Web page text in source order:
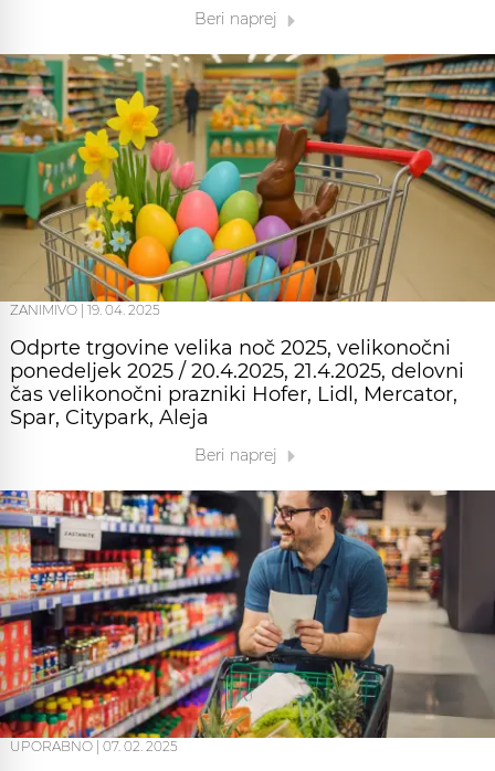
Beri naprej
ZANIMIVO 19. 04. 2025
Odprte trgovine velika noč 2025, velikonočni
ponedeljek 2025 / 20.4.2025, 21.4.2025, delovni
čas velikonočni prazniki Hofer, Lidl, Mercator,
Spar, Citypark, Aleja
Beri naprej
UPORABNO 07. 02. 2025